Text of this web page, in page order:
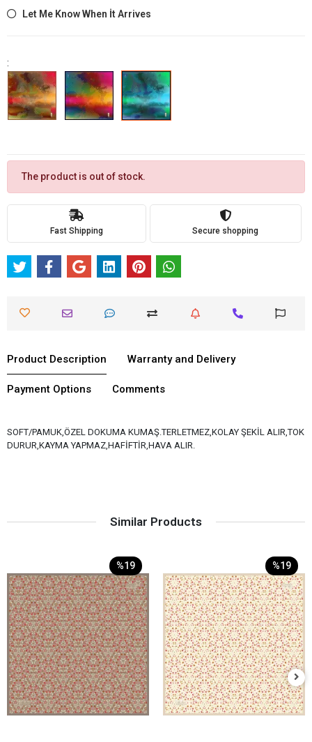
Let Me Know When İt Arrives
:
The product is out of stock.
Fast Shipping Secure shopping
Product Description Warranty and Delivery
Payment Options Comments
SOFT/PAMUK,ÖZEL DOKUMA KUMAŞ.TERLETMEZ,KOLAY ŞEKİL ALIR,TOK
DURUR,KAYMA YAPMAZ,HAFİFTİR,HAVA ALIR.
Similar Products
%19 %19